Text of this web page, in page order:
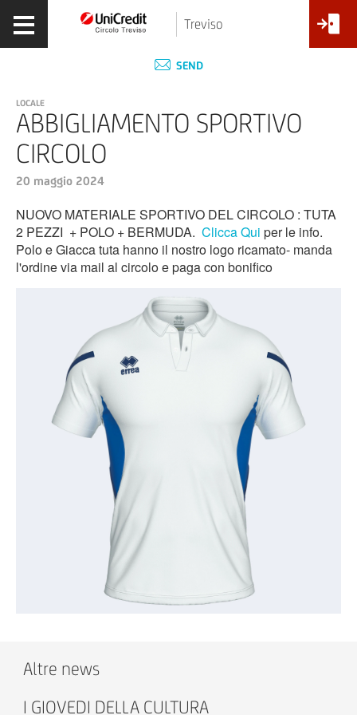
Treviso
SEND
LOCALE
ABBIGLIAMENTO SPORTIVO
CIRCOLO
20 maggio 2024
NUOVO MATERIALE SPORTIVO DEL CIRCOLO : TUTA
2 PEZZI + POLO + BERMUDA. Clicca Qui per le info.
Polo e Giacca tuta hanno il nostro logo ricamato- manda
l'ordine via mail al circolo e paga con bonifico
Altre news
I GIOVEDI DELLA CULTURA